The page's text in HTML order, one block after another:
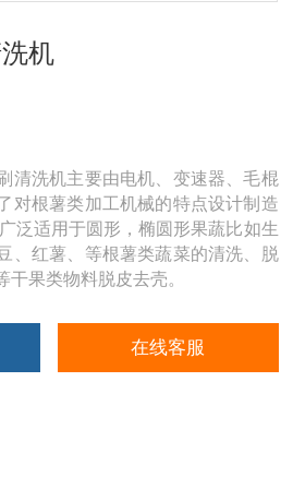
机
清洗机主要由电机、变速器、毛棍
对根薯类加工机械的特点设计制造
泛适用于圆形，椭圆形果蔬比如生
、红薯、等根薯类蔬菜的清洗、脱
干果类物料脱皮去壳。
在线客服